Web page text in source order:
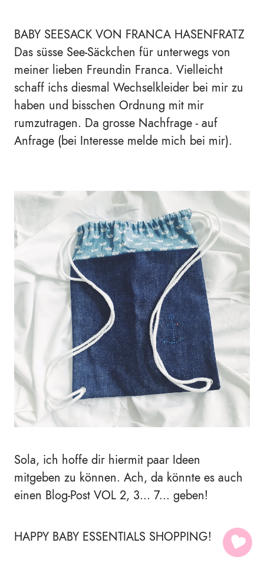
BABY SEESACK VON FRANCA HASENFRATZ
Das süsse See-Säckchen für unterwegs von
meiner lieben Freundin Franca. Vielleicht
schaff ichs diesmal Wechselkleider bei mir zu
haben und bisschen Ordnung mit mir
rumzutragen. Da grosse Nachfrage - auf
Anfrage (bei Interesse melde mich bei mir).
Sola, ich hoffe dir hiermit paar Ideen
mitgeben zu können. Ach, da könnte es auch
einen Blog-Post VOL 2, 3... 7... geben!
HAPPY BABY ESSENTIALS SHOPPING!